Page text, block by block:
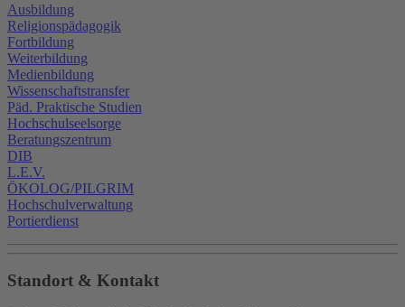
Ausbildung
Religionspädagogik
Fortbildung
Weiterbildung
Medienbildung
Wissenschaftstransfer
Päd. Praktische Studien
Hochschulseelsorge
Beratungszentrum
DIB
L.E.V.
ÖKOLOG/PILGRIM
Hochschulverwaltung
Portierdienst
Standort & Kontakt